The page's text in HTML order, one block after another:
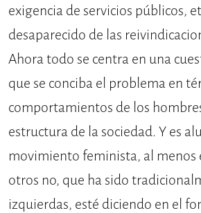
exigencia de servicios públicos,
desaparecido de las
Ahora todo se centra en una
que se conciba el problema en
comportamientos de los
estructura de la sociedad. Y es
movimiento feminista, al menos
otros no, que ha sido
izquierdas, esté diciendo en el